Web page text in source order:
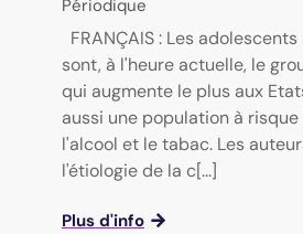
Périodique
FRANÇAIS : Les
sont, à l'heure actuelle, le
qui augmente le plus aux
aussi une population à
l'alcool et le tabac. Les
l'étiologie de la c[...]
Plus d'info